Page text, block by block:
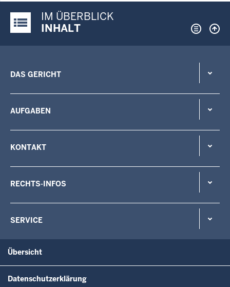
Justiz-Portal im Überblick:
IM ÜBERBLICK
INHALT
DAS GERICHT
AUFGABEN
KONTAKT
RECHTS-INFOS
SERVICE
Übersicht
Datenschutzerklärung